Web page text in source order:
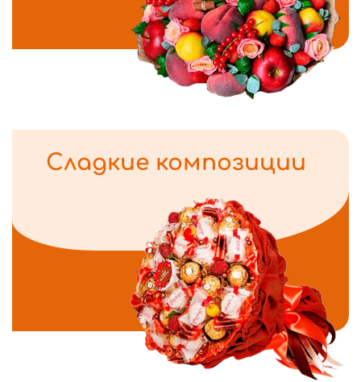
Сладкие композиции